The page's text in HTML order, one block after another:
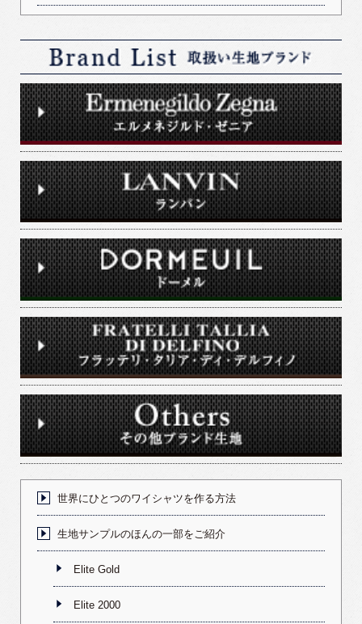
世界にひとつのワイシャツを作る方法
生地サンプルのほんの一部をご紹介
Elite Gold
Elite 2000